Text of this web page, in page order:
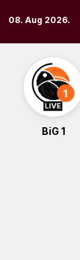
to
content
08. Aug 2026.
BiG 1